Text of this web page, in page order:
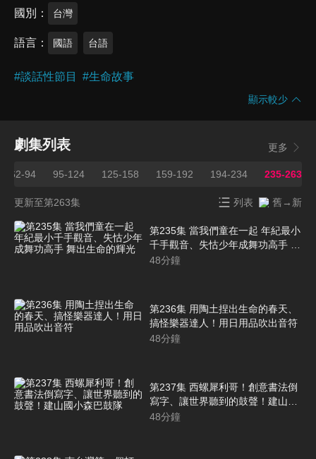
國別 台灣
語言 國語 台語
#談話性節目 #生命故事
顯示較少
劇集列表 更多
62-94 95-124 125-158 159-192 194-234 235-263
更新至第263集 列表 舊→新
第235集 當我們童在一起 年紀最小
千手觀音、失怙少年成舞功高手 舞
出生命的輝光
48分鐘
第236集 用陶土捏出生命的春天、
搞怪樂器達人！用日用品吹出音符
48分鐘
第237集 西螺犀利哥！創意書法倒
寫字、讓世界聽到的鼓聲！建山國
小森巴鼓隊
48分鐘